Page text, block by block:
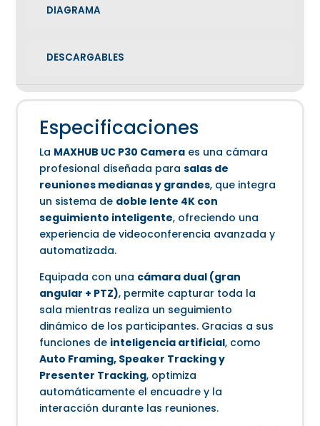
DIAGRAMA
DESCARGABLES
Especificaciones
La MAXHUB UC P30 Camera es una cámara
profesional diseñada parasalas de
reuniones medianas y grandes, que integra
un sistema de doble lente 4K con
seguimiento inteligente, ofreciendo una
experiencia de videoconferencia avanzada y
automatizada.
Equipada con una cámara dual (gran
angular + PTZ), permite capturar toda la
sala mientras realiza un seguimiento
dinámico de los participantes. Gracias a sus
funciones de inteligencia artificial, como
Auto Framing, Speaker Tracking y
Presenter Tracking, optimiza
automáticamente el encuadre y la
interacción durante las reuniones.